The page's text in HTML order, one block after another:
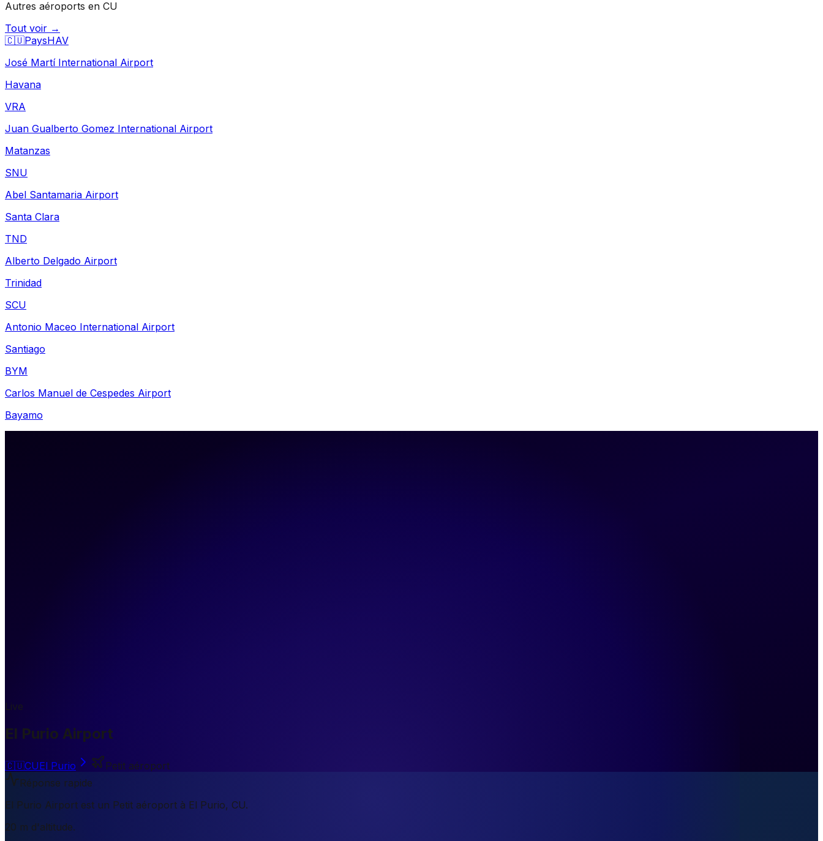
Autres aéroports en CU
Tout voir →
🇨🇺PaysHAV
José Martí International Airport
Havana
VRA
Juan Gualberto Gomez International Airport
Matanzas
SNU
Abel Santamaria Airport
Santa Clara
TND
Alberto Delgado Airport
Trinidad
SCU
Antonio Maceo International Airport
Santiago
BYM
Carlos Manuel de Cespedes Airport
Bayamo
Live
El Purio Airport
🇨🇺CUEl Purio
Petit aéroport
Réponse rapide
El Purio Airport est un Petit aéroport à El Purio, CU.
20 m d'altitude.